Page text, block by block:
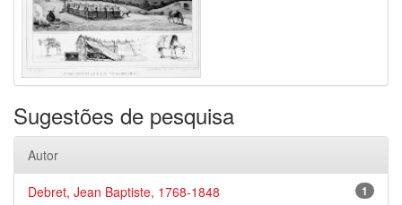
Sugestões de pesquisa
Autor
1
Debret, Jean Baptiste, 1768-1848